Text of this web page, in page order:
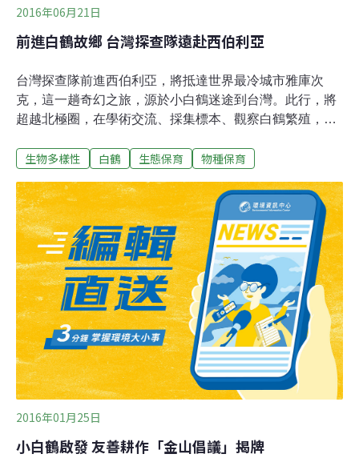
2016年06月21日
前進白鶴故鄉 台灣探查隊遠赴西伯利亞
台灣探查隊前進西伯利亞，將抵達世界最冷城市雅庫次
克，這一趟奇幻之旅，源於小白鶴迷途到台灣。此行，將
超越北極圈，在學術交流、採集標本、觀察白鶴繁殖，都
川、俄羅斯伯力（哈巴羅夫斯克）。晚間8時30分，將前
裝備後，還將前進極地的科學研究站。台灣生態工法發展
基金會副執行長邱銘源表示，在緯創人文基金會全額贊助
下，此行要拍攝白鶴的繁殖行為，也要調查西伯利亞棲地
的生態相，兩位台灣的鳥類專家包括台灣大學副教授丁宗
蘇，和台江國家公園黃光瀛博士同行。這次任務是前往世
界盡頭的極地凍原無人區，也將建立台灣與俄羅斯之間，
彼此未來鳥類生態與棲地保育的合作。尤其，對於黑面琵
鷺的遷徙路徑與紀錄，將是新的里程碑。由於是台灣第一
支前往極地的團隊，除了事前的地理、氣候資料研究與蒐
集，團隊成員廖仁慧說，也儲備淨水器材，研究地圖，甚
生物多樣性 白鶴 生態保育 物種保育
2016年01月25日
小白鶴啟發 友善耕作「金山倡議」揭牌